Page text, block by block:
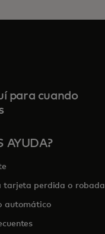
para cuando
AYUDA?
tarjeta perdida o robada
automático